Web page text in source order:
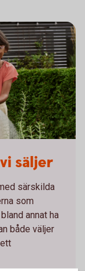
säljer
särskilda
som
annat ha
både väljer